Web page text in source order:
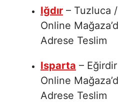
Iğdır – Tuzluca
Online
Adrese Teslim
Isparta –
Online
Adrese Teslim